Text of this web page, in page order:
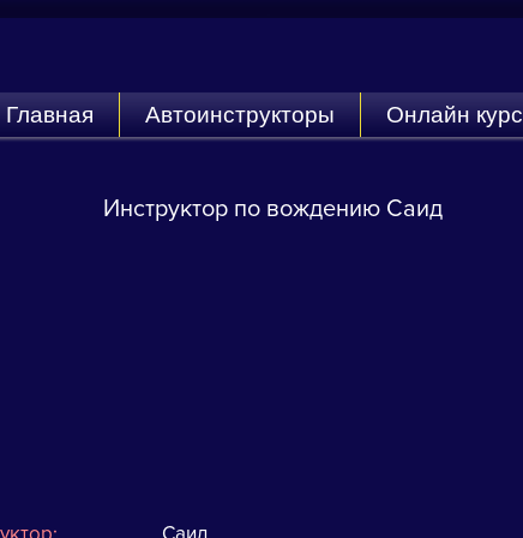
Главная Автоинструкторы Онлайн курс
Инструктор по вождению Саид
Саид